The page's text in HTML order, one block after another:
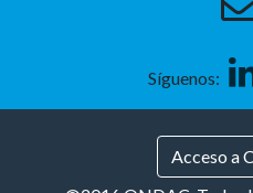
Síguenos:
Acceso a